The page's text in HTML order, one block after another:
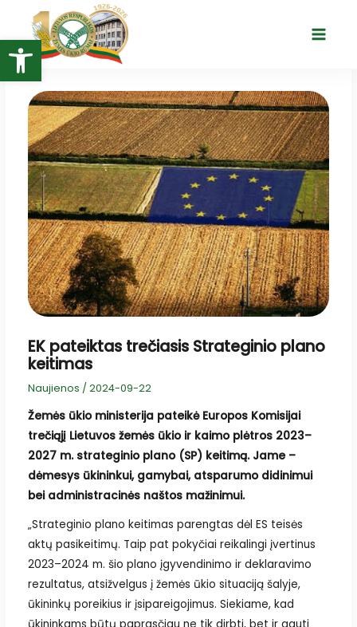
Open toolbar
turinio
Main
EK pateiktas trečiasis Strateginio plano
keitimas
Naujienos / 2024-09-22
Žemės ūkio ministerija pateikė Europos Komisijai
trečiąjį Lietuvos žemės ūkio ir kaimo plėtros 2023–
2027 m. strateginio plano (SP) keitimą. Jame –
dėmesys ūkininkui, gamybai, atsparumo didinimui
bei administracinės naštos mažinimui.
„Strateginio plano keitimas parengtas dėl ES teisės
aktų pasikeitimų. Taip pat pokyčiai reikalingi įvertinus
2023–2024 m. šio plano įgyvendinimo ir deklaravimo
rezultatus, atsižvelgus į žemės ūkio situaciją šalyje,
ūkininkų poreikius ir įsipareigojimus. Siekiame, kad